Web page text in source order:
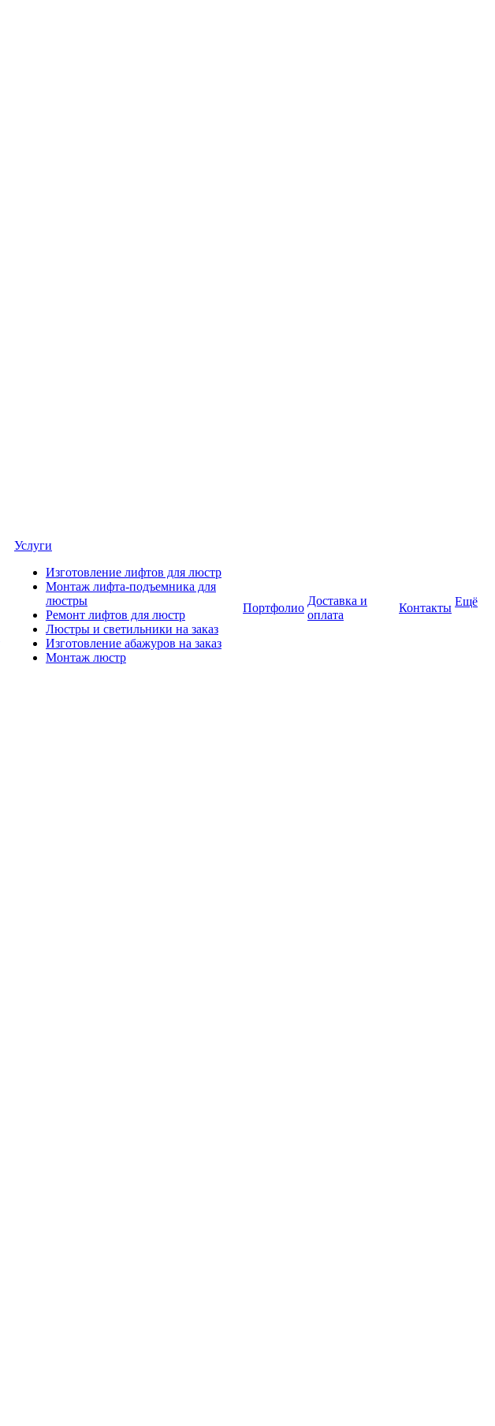
Услуги
Изготовление лифтов для люстр
Монтаж лифта-подъемника для
люстры
Ремонт лифтов для люстр
Люстры и светильники на заказ
Изготовление абажуров на заказ
Монтаж люстр
Портфолио
Доставка и
оплата
Контакты Ещё